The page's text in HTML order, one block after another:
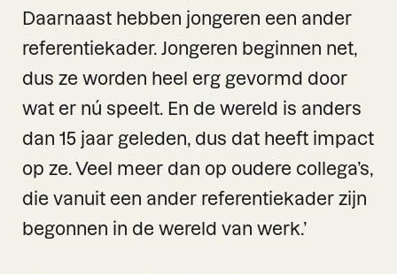
Daarnaast hebben jongeren een ander
referentiekader. Jongeren beginnen net,
dus ze worden heel erg gevormd door
wat er nú speelt. En de wereld is anders
dan 15 jaar geleden, dus dat heeft impact
op ze. Veel meer dan op oudere collega’s,
die vanuit een ander referentiekader zijn
begonnen in de wereld van werk.’